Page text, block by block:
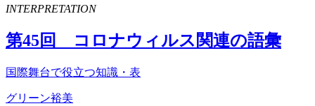
INTERPRETATION
第45回 コロナウィルス関連の語彙
国際舞台で役立つ知識・表
グリーン裕美